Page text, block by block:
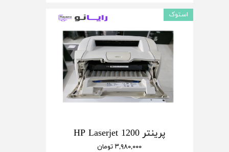
پرینتر HP Laserjet 1200
۳,۹۸۰,۰۰۰ تومان
استوک